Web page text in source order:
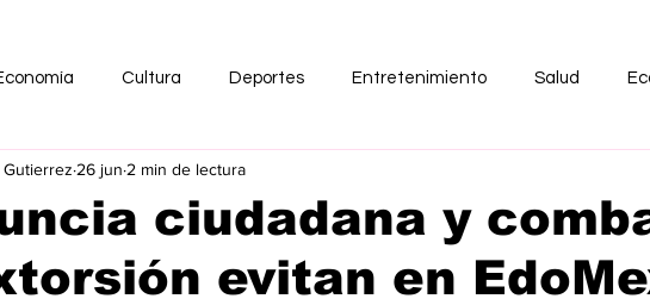
Cultura Deportes Entretenimiento Salud
ciudadana y
evitan en
26 jun 2 min de lectura